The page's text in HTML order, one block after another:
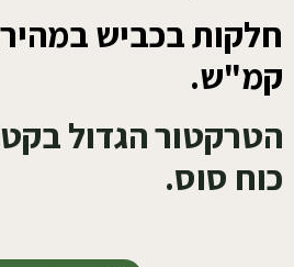
קמ"ש.
כוח סוס.